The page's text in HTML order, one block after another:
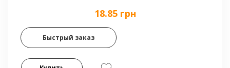
18.85 грн
Быстрый заказ